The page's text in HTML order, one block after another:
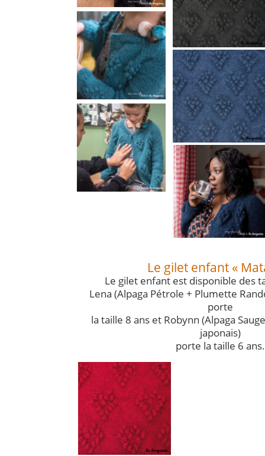
Le gilet enfant «
Le gilet enfant est disponible des
Lena (Alpaga Pétrole + Plumette
porte
la taille 8 ans et Robynn (Alpaga
japonais)
porte la taille 6 ans.